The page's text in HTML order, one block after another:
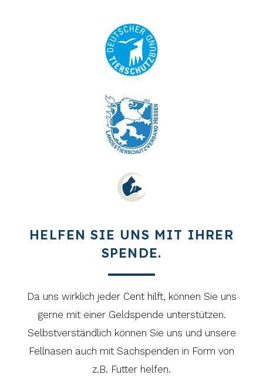
HELFEN SIE UNS MIT IHRER
SPENDE.
Da uns wirklich jeder Cent hilft, können Sie uns
gerne mit einer Geldspende unterstützen.
Selbstverständlich können Sie uns und unsere
Fellnasen auch mit Sachspenden in Form von
z.B. Futter helfen.